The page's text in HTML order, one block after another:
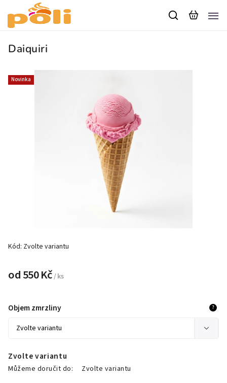
Daiquiri
Novinka
Kód: Zvolte variantu
od550 Kč/ ks
Zvolte variantu
Můžeme doručit do: Zvolte variantu
Objem zmrzliny ?